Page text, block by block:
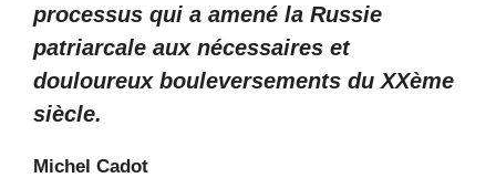
processus qui a amené la Russie
patriarcale aux nécessaires et
douloureux bouleversements du XXème
siècle.
Michel Cadot